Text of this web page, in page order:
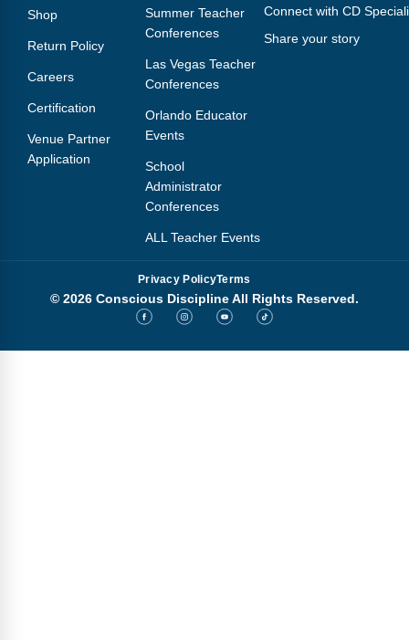
Shop
Return Policy
Careers
Certification
Venue Partner
Application
Summer Teacher
Conferences
Las Vegas Teacher
Conferences
Orlando Educator
Events
School
Administrator
Conferences
ALL Teacher Events
Connect with CD
Share your story
Privacy PolicyTerms
© 2026 Conscious Discipline All Rights Reserved.